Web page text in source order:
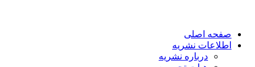
صفحه اصلی
اطلاعات نشریه
درباره نشریه